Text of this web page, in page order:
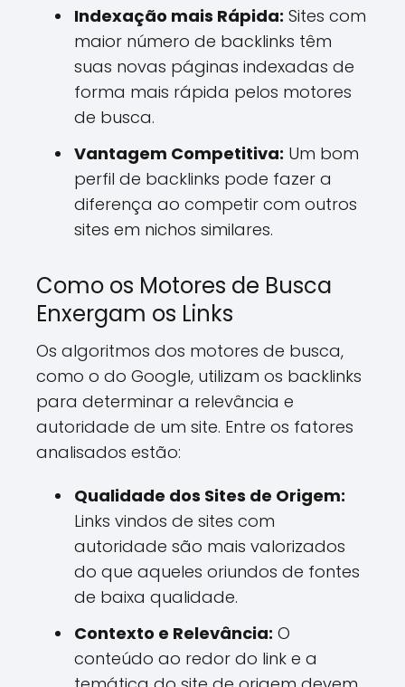
Indexação mais Rápida: Sites com
maior número de backlinks têm
suas novas páginas indexadas de
forma mais rápida pelos motores
de busca.
Vantagem Competitiva: Um bom
perfil de backlinks pode fazer a
diferença ao competir com outros
sites em nichos similares.
Como os Motores de Busca
Enxergam os Links
Os algoritmos dos motores de busca,
como o do Google, utilizam os backlinks
para determinar a relevância e
autoridade de um site. Entre os fatores
analisados estão:
Qualidade dos Sites de Origem:
Links vindos de sites com
autoridade são mais valorizados
do que aqueles oriundos de fontes
de baixa qualidade.
Contexto e Relevância: O
conteúdo ao redor do link e a